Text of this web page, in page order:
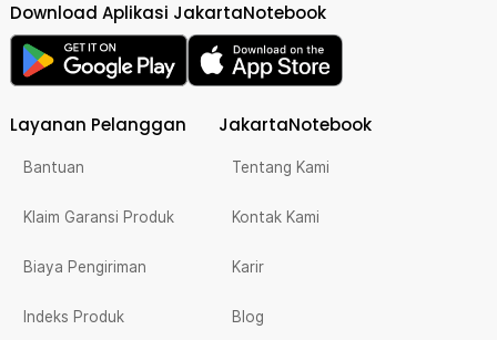
Download Aplikasi JakartaNotebook
Layanan Pelanggan
Bantuan
Klaim Garansi Produk
Biaya Pengiriman
Indeks Produk
JakartaNotebook
Tentang Kami
Kontak Kami
Karir
Blog